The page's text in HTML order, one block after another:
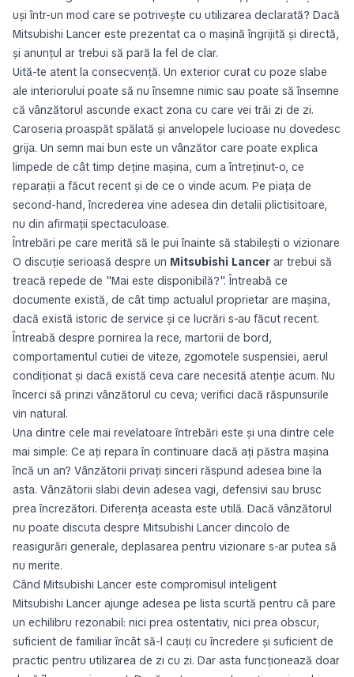
uși într-un mod care se potrivește cu utilizarea declarată? Dacă
Mitsubishi Lancer este prezentat ca o mașină îngrijită și directă,
și anunțul ar trebui să pară la fel de clar.
Uită-te atent la consecvență. Un exterior curat cu poze slabe
ale interiorului poate să nu însemne nimic sau poate să însemne
că vânzătorul ascunde exact zona cu care vei trăi zi de zi.
Caroseria proaspăt spălată și anvelopele lucioase nu dovedesc
grija. Un semn mai bun este un vânzător care poate explica
limpede de cât timp deține mașina, cum a întreținut-o, ce
reparații a făcut recent și de ce o vinde acum. Pe piața de
second-hand, încrederea vine adesea din detalii plictisitoare,
nu din afirmații spectaculoase.
Întrebări pe care merită să le pui înainte să stabilești o vizionare
O discuție serioasă despre un Mitsubishi Lancer ar trebui să
treacă repede de "Mai este disponibilă?". Întreabă ce
documente există, de cât timp actualul proprietar are mașina,
dacă există istoric de service și ce lucrări s-au făcut recent.
Întreabă despre pornirea la rece, martorii de bord,
comportamentul cutiei de viteze, zgomotele suspensiei, aerul
condiționat și dacă există ceva care necesită atenție acum. Nu
încerci să prinzi vânzătorul cu ceva; verifici dacă răspunsurile
vin natural.
Una dintre cele mai revelatoare întrebări este și una dintre cele
mai simple: Ce ați repara în continuare dacă ați păstra mașina
încă un an? Vânzătorii privați sinceri răspund adesea bine la
asta. Vânzătorii slabi devin adesea vagi, defensivi sau brusc
prea încrezători. Diferența aceasta este utilă. Dacă vânzătorul
nu poate discuta despre Mitsubishi Lancer dincolo de
reasigurări generale, deplasarea pentru vizionare s-ar putea să
nu merite.
Când Mitsubishi Lancer este compromisul inteligent
Mitsubishi Lancer ajunge adesea pe lista scurtă pentru că pare
un echilibru rezonabil: nici prea ostentativ, nici prea obscur,
suficient de familiar încât să-l cauți cu încredere și suficient de
practic pentru utilizarea de zi cu zi. Dar asta funcționează doar